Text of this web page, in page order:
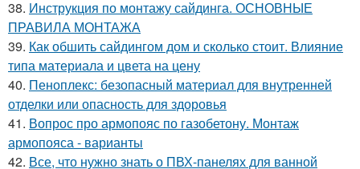
38. Инструкция по монтажу сайдинга. ОСНОВНЫЕ
ПРАВИЛА МОНТАЖА
39. Как обшить сайдингом дом и сколько стоит. Влияние
типа материала и цвета на цену
40. Пеноплекс: безопасный материал для внутренней
отделки или опасность для здоровья
41. Вопрос про армопояс по газобетону. Монтаж
армопояса - варианты
42. Все, что нужно знать о ПВХ-панелях для ванной